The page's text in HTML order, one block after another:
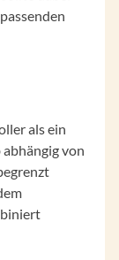
als ein
abhängig von